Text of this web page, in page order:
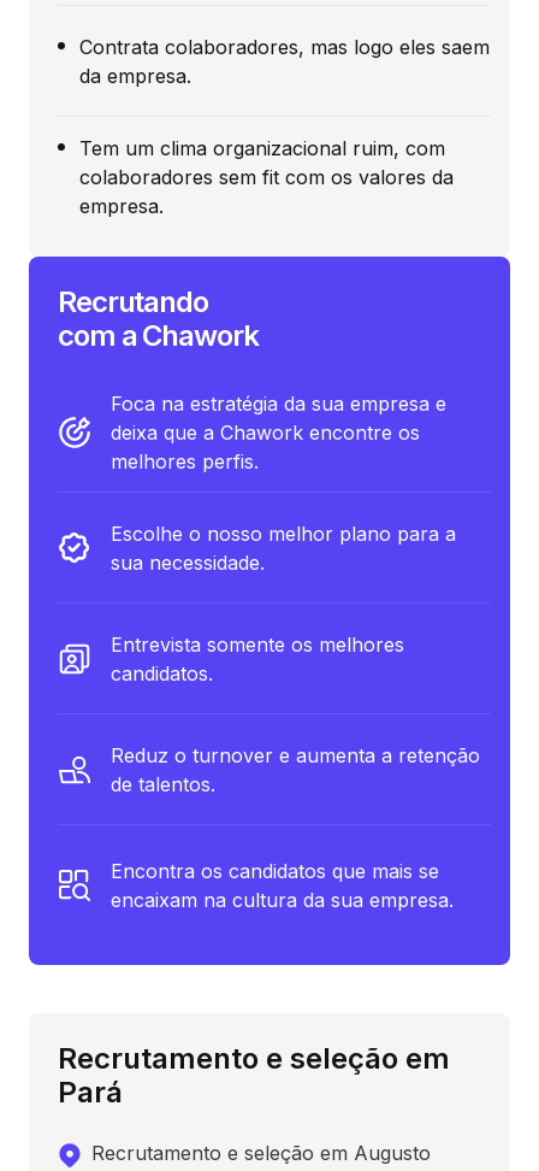
Contrata colaboradores, mas logo eles saem
da empresa.
Tem um clima organizacional ruim, com
colaboradores sem fit com os valores da
empresa.
Recrutando
com a Chawork
Foca na estratégia da sua empresa e
deixa que a Chawork encontre os
melhores perfis.
Escolhe o nosso melhor plano para a
sua necessidade.
Entrevista somente os melhores
candidatos.
Reduz o turnover e aumenta a retenção
de talentos.
Encontra os candidatos que mais se
encaixam na cultura da sua empresa.
Recrutamento e seleção em
Pará
Recrutamento e seleção em Augusto